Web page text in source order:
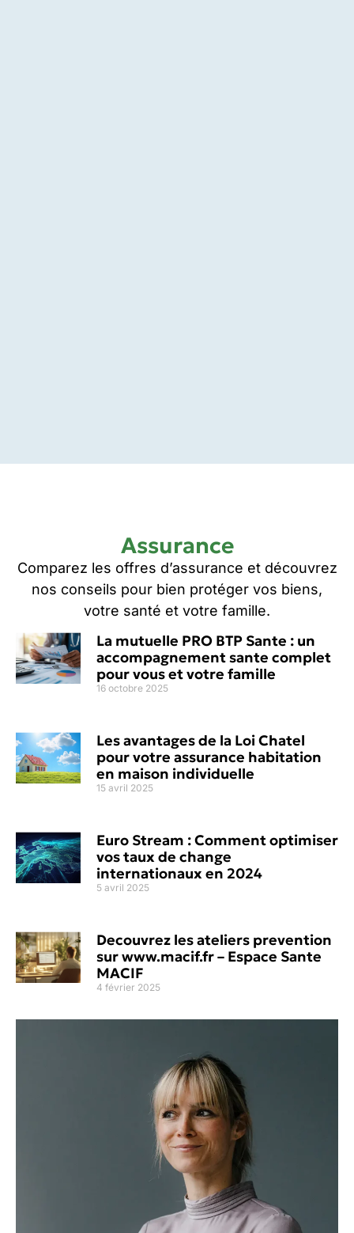
Assurance
Comparez les offres d’assurance et découvrez
nos conseils pour bien protéger vos biens,
votre santé et votre famille.
La mutuelle PRO BTP Sante : un
accompagnement sante complet
pour vous et votre famille
16 octobre 2025
Les avantages de la Loi Chatel
pour votre assurance habitation
en maison individuelle
15 avril 2025
Euro Stream : Comment optimiser
vos taux de change
internationaux en 2024
5 avril 2025
Decouvrez les ateliers prevention
sur www.macif.fr – Espace Sante
MACIF
4 février 2025